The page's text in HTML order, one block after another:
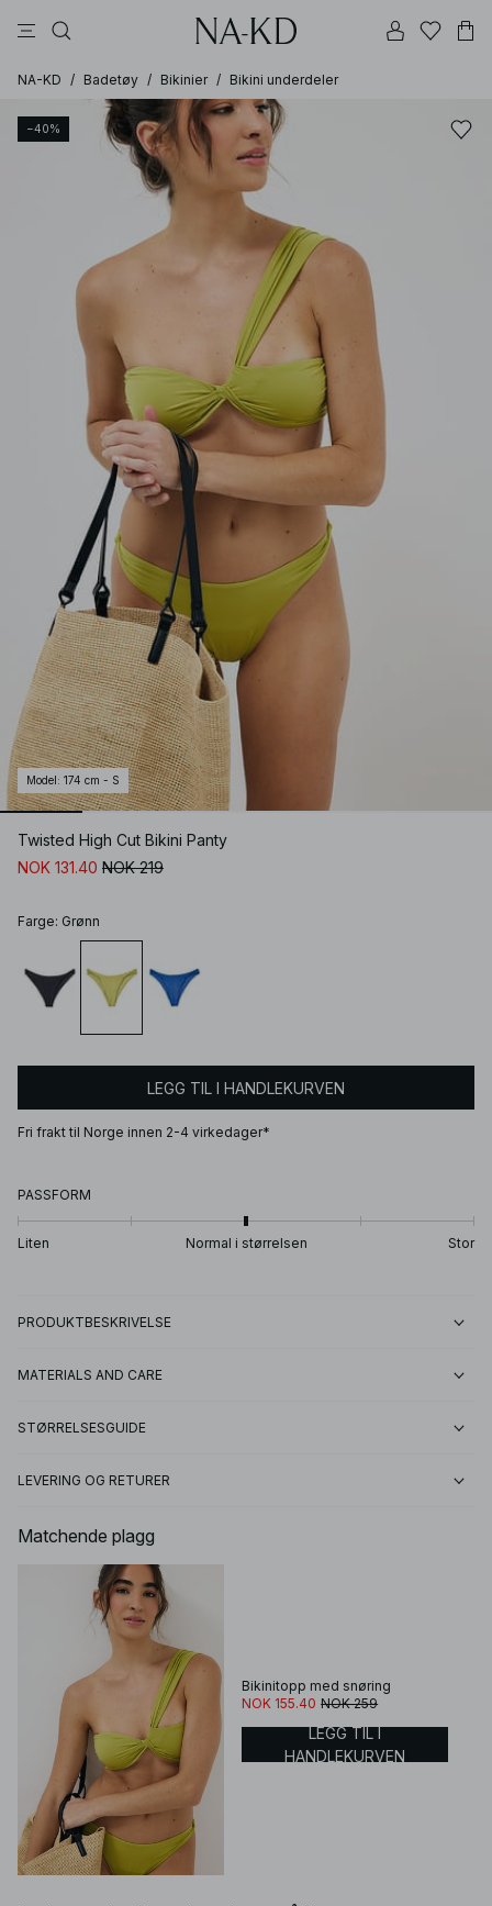
NA-KD / Badetøy / Bikinier / Bikini underdeler
−40%
Model : 174 cm - S
Twisted High Cut Bikini Panty
NOK 131.40 NOK 219
Farge: Grønn
LEGG TIL I HANDLEKURVEN
Fri frakt til Norge innen 2-4 virkedager*
PASSFORM
Liten Normal i størrelsen Stor
PRODUKTBESKRIVELSE
MATERIALS AND CARE
STØRRELSESGUIDE
LEVERING OG RETURER
Matchende plagg
Bikinitopp med snøring
NOK 155.40 NOK 259
LEGG TIL I
HANDLEKURVEN